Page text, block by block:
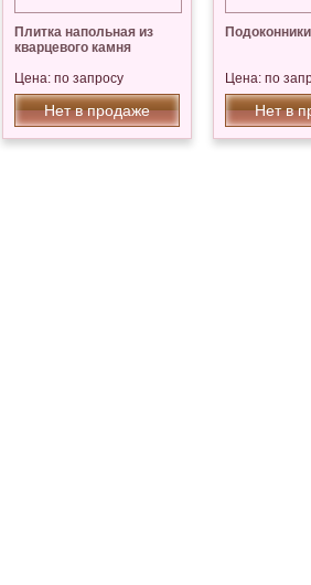
Плитка напольная из
кварцевого камня
Цена: по запросу
Нет в продаже
Цена: по
Нет в